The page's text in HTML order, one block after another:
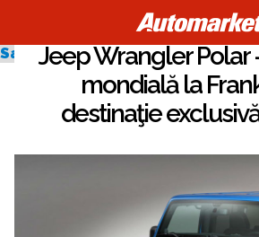
Salonul Auto de la Frankfurt 2013
Jeep Wrangler Polar
mondială la
destinaţie